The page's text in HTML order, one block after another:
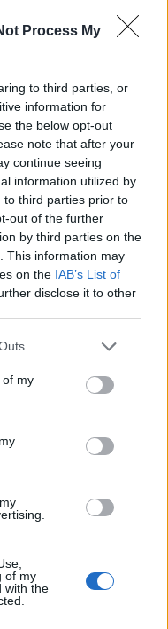
Process My
to third parties, or
information for
the below opt-out
note that after your
continue seeing
information utilized by
to third parties prior to
out of the further
by third parties on the
This information may
on the IAB’s List of
disclose it to other
of my
of my
with the
nimetään 17.3.
Seuraava artikkeli
vai Atalanta, Manchester
City vai Borussia
näkymät –